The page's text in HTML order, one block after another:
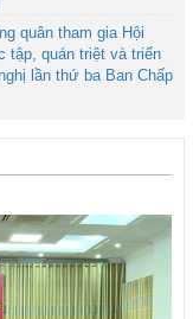
quân tham gia Hội
tập, quán triệt và triển
lần thứ ba Ban Chấp